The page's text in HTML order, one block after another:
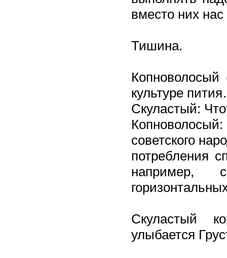
вместо них
Тишина.
культуре
Скуластый:
советского
потребления
например,
Скуластый
улыбается